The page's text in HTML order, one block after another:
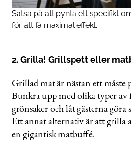
Satsa på att pynta ett specifikt
för att få maximal effekt.
2. Grilla! Grillspett eller
Grillad mat är nästan ett måste
Bunkra upp med olika typer av
grönsaker och låt gästerna göra
Ett annat alternativ är att grilla
en gigantisk matbuffé.